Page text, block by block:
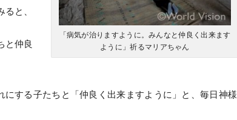
「病気が治りますように。みんなと仲良く出来ます
ように」祈るマリアちゃん
と、
と仲良
にする子たちと「仲良く出来ますように」と、毎日神様